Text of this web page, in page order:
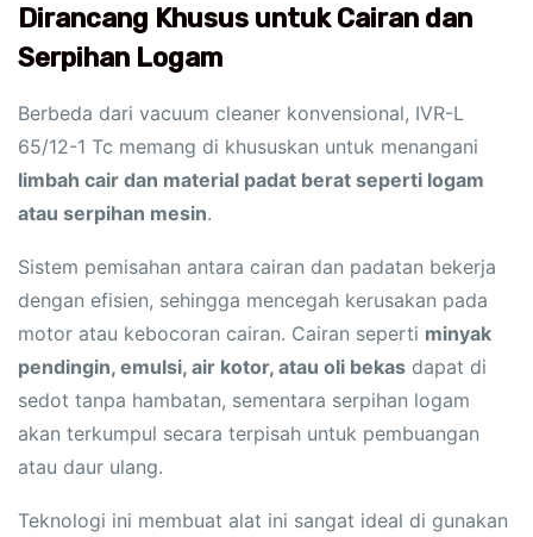
Dirancang Khusus untuk Cairan dan
Serpihan Logam
Berbeda dari vacuum cleaner konvensional, IVR-L
65/12-1 Tc memang di khususkan untuk menangani
limbah cair dan material padat berat seperti logam
atau serpihan mesin.
Sistem pemisahan antara cairan dan padatan bekerja
dengan efisien, sehingga mencegah kerusakan pada
motor atau kebocoran cairan. Cairan seperti minyak
pendingin, emulsi, air kotor, atau oli bekas dapat di
sedot tanpa hambatan, sementara serpihan logam
akan terkumpul secara terpisah untuk pembuangan
atau daur ulang.
Teknologi ini membuat alat ini sangat ideal di gunakan